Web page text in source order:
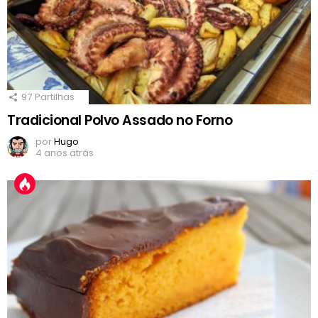
97 Partilhas
Tradicional Polvo Assado no Forno
porHugo
4 anos atrás